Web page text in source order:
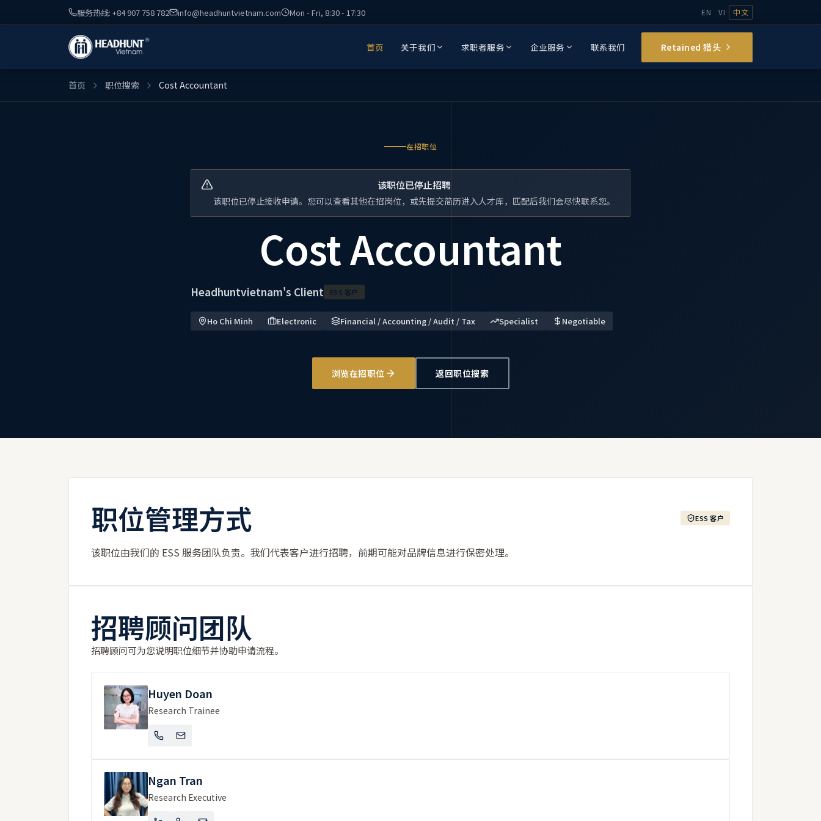
服务热线: +84 907 758 782 info@headhuntvietnam.com Mon - Fri, 8:30 - 17:30 EN VI 中文
首页 关于我们 求职者服务 企业服务 联系我们 Retained 猎头
首页 职位搜索 Cost Accountant
在招职位
该职位已停止招聘
该职位已停止接收申请。您可以查看其他在招岗位，或先提交简历进入人才库，匹配后我们会尽快联系您。
Cost Accountant
Headhuntvietnam's Client ESS 客户
Ho Chi Minh Electronic Financial / Accounting / Audit / Tax Specialist Negotiable
浏览在招职位 返回职位搜索
职位管理方式 ESS 客户
该职位由我们的 ESS 服务团队负责。我们代表客户进行招聘，前期可能对品牌信息进行保密处理。
招聘顾问团队
招聘顾问可为您说明职位细节并协助申请流程。
Huyen Doan
Research Trainee
Ngan Tran
Research Executive